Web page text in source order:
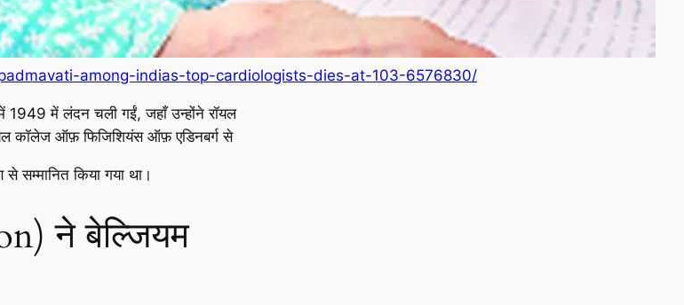
among-indias-top-cardiologists-dies-at-103-6576830/
1949 में लंदन चली गईं, जहाँ उन्होंने रॉयल
कॉलेज ऑफ़ फिजिशियंस ऑफ़ एडिनबर्ग से
सम्मानित किया गया था।
ने बेल्जियम